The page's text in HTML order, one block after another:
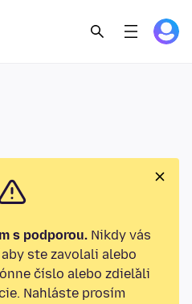
s podporou. Nikdy vás
ste zavolali alebo
číslo alebo zdieľali
Nahláste prosím